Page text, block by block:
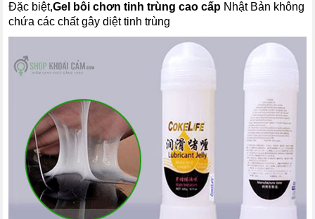
Đặc biệt,Gel bôi chơn tinh trùng cao cấp Nhật Bản không
chứa các chất gây diệt tinh trùng